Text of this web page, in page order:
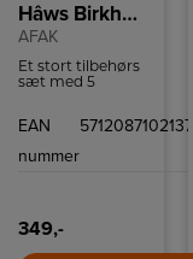
Hâws Birkholm Airfryer Tilbehørssæt
AFAK
Et stort tilbehørs
sæt med 5
airfryeren.
EAN
nummer
5712087102137
349,-